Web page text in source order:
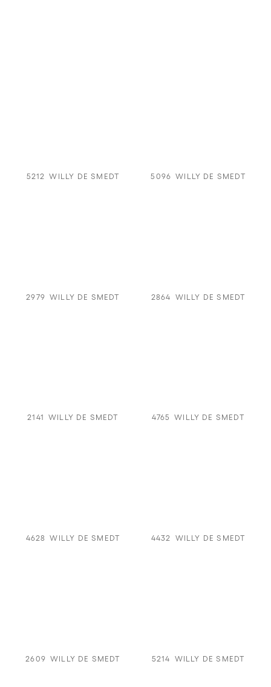
5212 WILLY DE SMEDT 5096 WILLY DE SMEDT
2979 WILLY DE SMEDT 2864 WILLY DE SMEDT
2141 WILLY DE SMEDT 4765 WILLY DE SMEDT
4628 WILLY DE SMEDT 4432 WILLY DE SMEDT
2609 WILLY DE SMEDT 5214 WILLY DE SMEDT